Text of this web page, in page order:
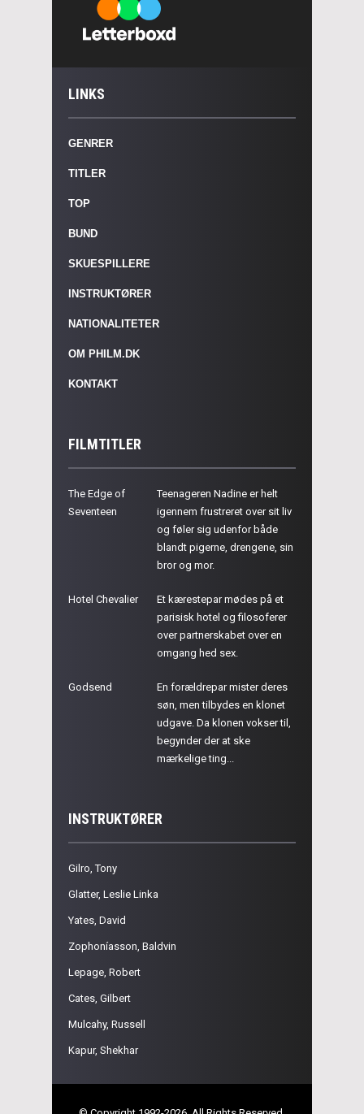
LINKS
GENRER
TITLER
TOP
BUND
SKUESPILLERE
INSTRUKTØRER
NATIONALITETER
OM PHILM.DK
KONTAKT
FILMTITLER
The Edge of
Seventeen
Teenageren Nadine er helt
igennem frustreret over sit liv
og føler sig udenfor både
blandt pigerne, drengene, sin
bror og mor.
Hotel Chevalier
Et kærestepar mødes på et
parisisk hotel og filosoferer
over partnerskabet over en
omgang hed sex.
Godsend
En forældrepar mister deres
søn, men tilbydes en klonet
udgave. Da klonen vokser til,
begynder der at ske
mærkelige ting...
INSTRUKTØRER
Gilro, Tony
Glatter, Leslie Linka
Yates, David
Zophoníasson, Baldvin
Lepage, Robert
Cates, Gilbert
Mulcahy, Russell
Kapur, Shekhar